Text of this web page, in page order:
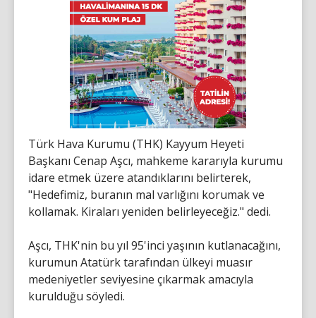
Türk Hava Kurumu (THK) Kayyum Heyeti
Başkanı Cenap Aşcı, mahkeme kararıyla kurumu
idare etmek üzere atandıklarını belirterek,
"Hedefimiz, buranın mal varlığını korumak ve
kollamak. Kiraları yeniden belirleyeceğiz." dedi.
Aşcı, THK'nin bu yıl 95'inci yaşının kutlanacağını,
kurumun Atatürk tarafından ülkeyi muasır
medeniyetler seviyesine çıkarmak amacıyla
kurulduğu söyledi.